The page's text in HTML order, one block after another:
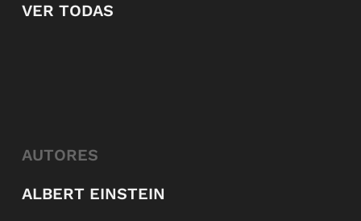
VER TODAS
AUTORES
ALBERT EINSTEIN